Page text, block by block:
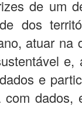
de um
dos
atuar na
e
dados,